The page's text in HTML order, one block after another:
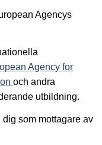
Agencys
Agency for
och andra
utbildning.
som mottagare av